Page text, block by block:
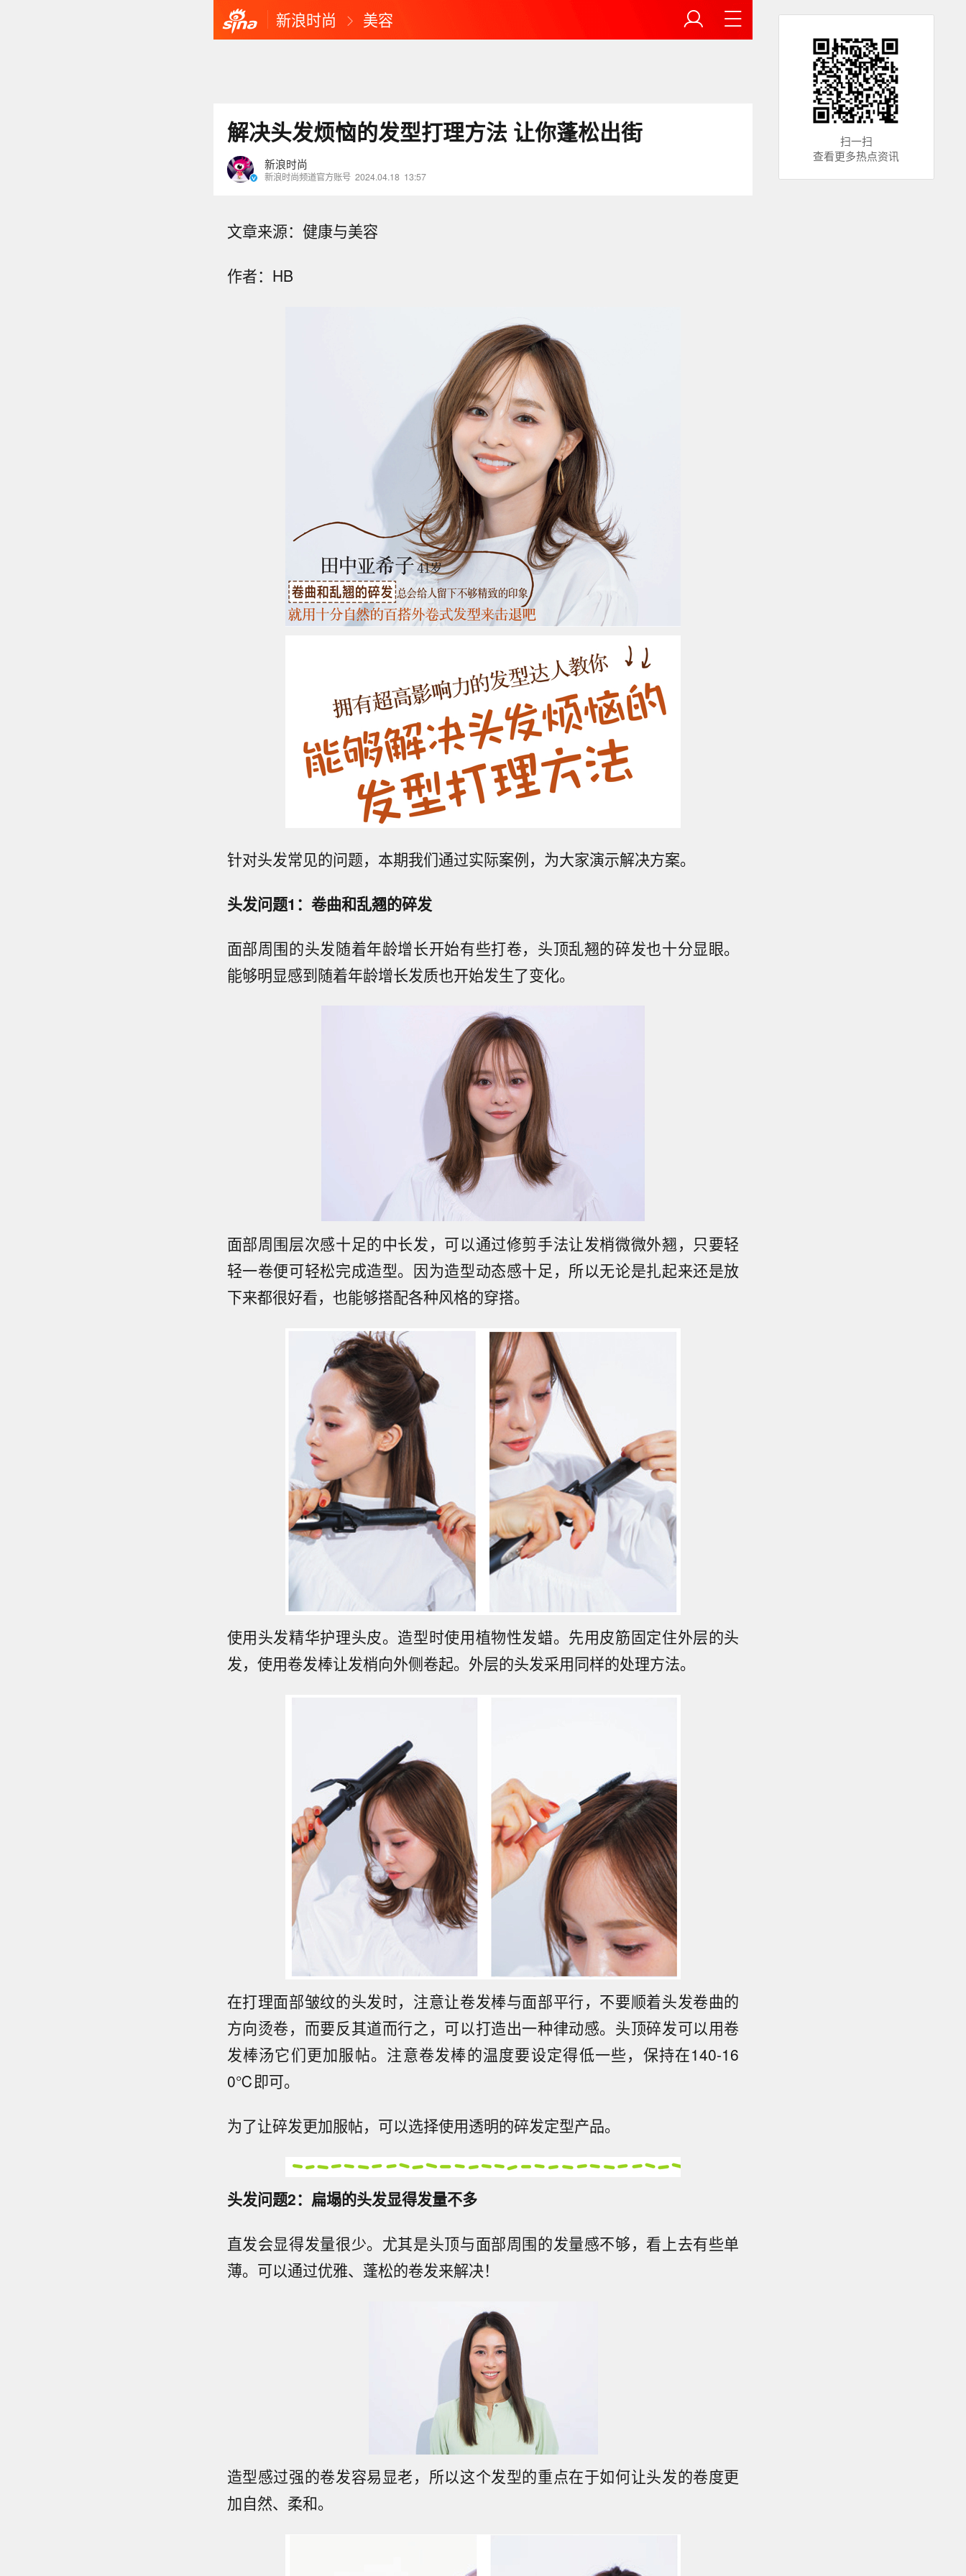
新浪时尚 美容
解决头发烦恼的发型打理方法 让你蓬松出街
新浪时尚
新浪时尚频道官方账号 2024.04.18 13:57
文章来源：健康与美容
作者：HB
针对头发常见的问题，本期我们通过实际案例，为大家演示解决方案。
头发问题1：卷曲和乱翘的碎发
面部周围的头发随着年龄增长开始有些打卷，头顶乱翘的碎发也十分显眼。
能够明显感到随着年龄增长发质也开始发生了变化。
面部周围层次感十足的中长发，可以通过修剪手法让发梢微微外翘，只要轻
轻一卷便可轻松完成造型。因为造型动态感十足，所以无论是扎起来还是放
下来都很好看，也能够搭配各种风格的穿搭。
使用头发精华护理头皮。造型时使用植物性发蜡。先用皮筋固定住外层的头
发，使用卷发棒让发梢向外侧卷起。外层的头发采用同样的处理方法。
在打理面部皱纹的头发时，注意让卷发棒与面部平行，不要顺着头发卷曲的
方向烫卷，而要反其道而行之，可以打造出一种律动感。头顶碎发可以用卷
发棒汤它们更加服帖。注意卷发棒的温度要设定得低一些，保持在140-16
0℃即可。
为了让碎发更加服帖，可以选择使用透明的碎发定型产品。
头发问题2：扁塌的头发显得发量不多
直发会显得发量很少。 尤其是头顶与面部周围的发量感不够，看上去有些单
薄。 可以通过优雅、蓬松的卷发来解决！
造型感过强的卷发容易显老，所以这个发型的重点在于如何让头发的卷度更
加自然、柔和。
扫一扫
查看更多热点资讯